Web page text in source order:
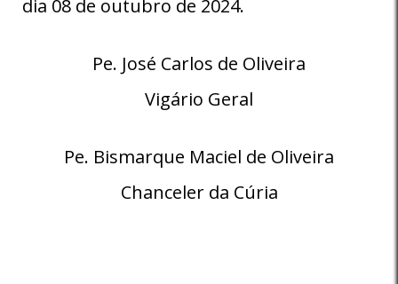
dia 08 de outubro de 2024.
Pe. José Carlos de Oliveira
Vigário Geral
Pe. Bismarque Maciel de Oliveira
Chanceler da Cúria